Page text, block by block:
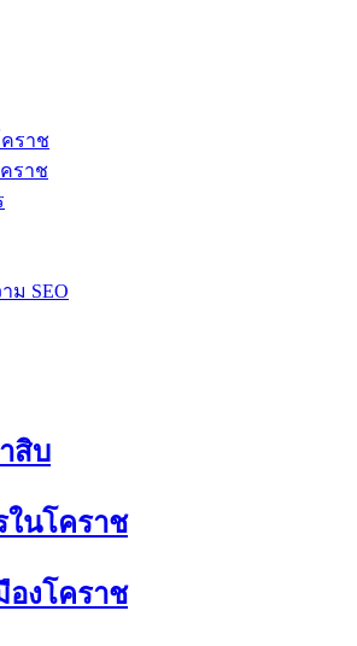
ราช
ราช
ม SEO
สิบ
ในโคราช
องโคราช